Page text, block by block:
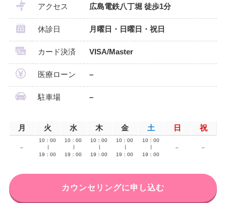
アクセス 広島電鉄八丁堀 徒歩1分
休診日 月曜日・日曜日・祝日
カード決済 VISA/Master
医療ローン –
駐車場 –
月 火 水 木 金 土 日 祝
–
10：00
19：00
10：00
19：00
10：00
19：00
10：00
19：00
10：00
19：00
– –
カウンセリングに申し込む